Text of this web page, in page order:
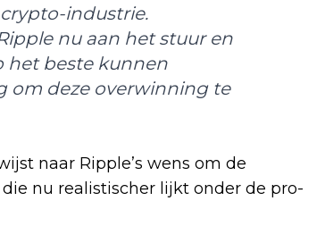
industrie.
nu aan het stuur en
het beste kunnen
om deze overwinning te
naar Ripple’s wens om de
nu realistischer lijkt onder de pro-